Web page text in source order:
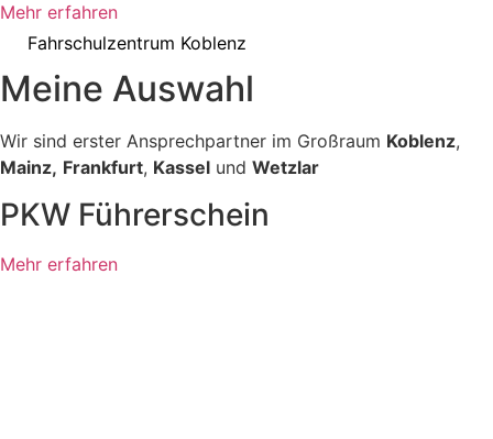
Mehr erfahren
Fahrschulzentrum Koblenz
Meine Auswahl
Wir sind erster Ansprechpartner im Großraum Koblenz,
Mainz, Frankfurt, Kassel und Wetzlar
PKW Führerschein
Mehr erfahren